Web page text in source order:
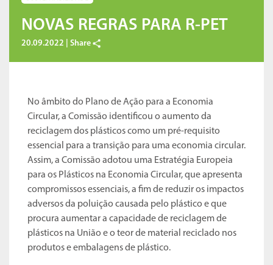
NOVAS REGRAS PARA R-PET
20.09.2022 | Share
No âmbito do Plano de Ação para a Economia
Circular, a Comissão identificou o aumento da
reciclagem dos plásticos como um pré-requisito
essencial para a transição para uma economia circular.
Assim, a Comissão adotou uma Estratégia Europeia
para os Plásticos na Economia Circular, que apresenta
compromissos essenciais, a fim de reduzir os impactos
adversos da poluição causada pelo plástico e que
procura aumentar a capacidade de reciclagem de
plásticos na União e o teor de material reciclado nos
produtos e embalagens de plástico.